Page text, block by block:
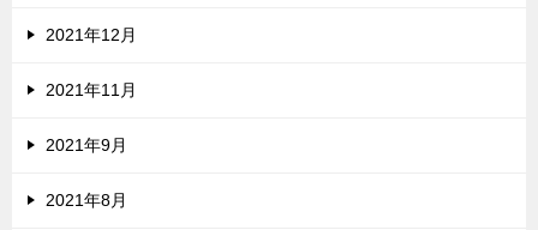
2021年12月
2021年11月
2021年9月
2021年8月